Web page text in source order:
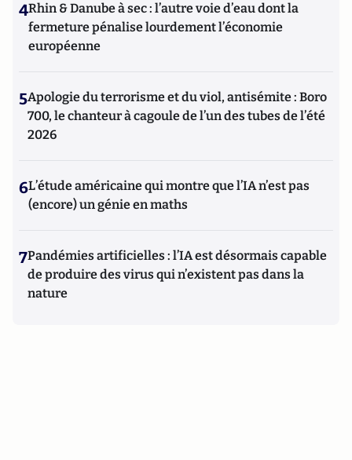
4Rhin & Danube à sec : l’autre voie d’eau dont la
fermeture pénalise lourdement l’économie
européenne
5Apologie du terrorisme et du viol, antisémite : Boro
700, le chanteur à cagoule de l’un des tubes de l’été
2026
6L’étude américaine qui montre que l’IA n’est pas
(encore) un génie en maths
7Pandémies artificielles : l’IA est désormais capable
de produire des virus qui n’existent pas dans la
nature